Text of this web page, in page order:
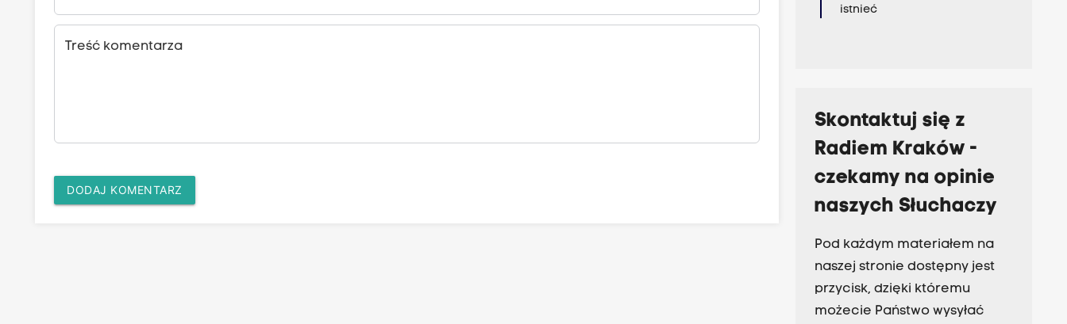
Treść komentarza
DODAJ KOMENTARZ
istnieć
Skontaktuj się z
Radiem Kraków -
czekamy na opinie
naszych Słuchaczy
Pod każdym materiałem na
naszej stronie dostępny jest
przycisk, dzięki któremu
możecie Państwo wysyłać